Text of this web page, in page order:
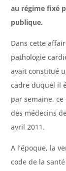
au régime fixé
publique.
Dans cette
pathologie
avait constitué
cadre duquel il
par semaine,
des médecins
avril 2011.
A l’époque, la
code de la